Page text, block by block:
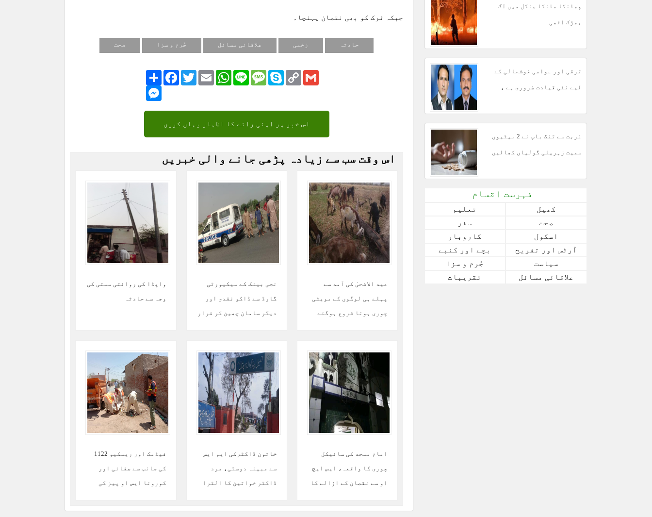
جبکہ ٹرک کو بھی نقصان پہنچا۔
حادثہ زخمی علاقائی مسائل جُرم و سزا صحت
ShareFacebook
TwitterEmailWhatsApp
Line Message
SkypeCopy
Link
Gmail
Messenger
اس خبر پر اپنی رائے کا اظہار یہاں کریں
اس وقت سب سے زیادہ پڑھی جانے والی خبریں
واپڈا کی روائتی سستی کی
وجہ سے حادثہ
نجی بینک کے سیکیورٹی
گارڈ سے ڈاکو نقدی اور
دیگر سامان چھین کر فرار
عید الاضحیٰ کی آمد سے
پہلے ہی لوگوں کے مویشی
چوری ہونا شروع ہوگئے
فیڈمک اور ریسکیو 1122
کی جانب سے صفائی اور
کورونا ایس او پیز کی
خاتون ڈاکٹرکی ایم ایس
سے مبینہ دوستی، مرد
ڈاکٹر خواتین کا الٹرا
امام مسجد کی سائیکل
چوری کا واقعہ، ایس ایچ
او سے نقصان کے ازالے کا
چھانگا مانگا جنگل میں آگ
بھڑک اٹھی
ترقی اور عوامی خوشحالی کے
لیے نئی قیادت ضروری ہے ،
غربت سے تنگ باپ نے 2 بیٹیوں
سمیت زہریلی گولیاں کھالیں
فہرست اقسام
کھیل
تعلیم
صحت
سفر
اسکول
کاروبار
آرٹس اور تفریح
بچے اور کنبے
سیاست
جُرم و سزا
علاقائی مسائل
تقریبات